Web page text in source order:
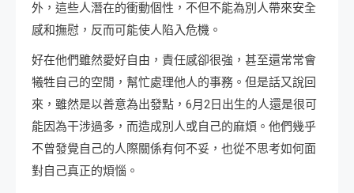
外，這些人潛在的衝動個性，不但不能為別人帶來安全
感和撫慰，反而可能使人陷入危機。
好在他們雖然愛好自由，責任感卻很強，甚至還常常會
犧牲自己的空閒，幫忙處理他人的事務。但是話又說回
來，雖然是以善意為出發點，6月2日出生的人還是很可
能因為干涉過多，而造成別人或自己的麻煩。他們幾乎
不曾發覺自己的人際關係有何不妥，也從不思考如何面
對自己真正的煩惱。